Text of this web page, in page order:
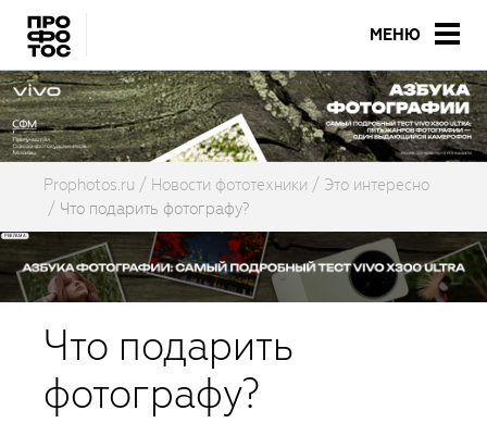
МЕНЮ
Prophotos.ru Новости фототехники
Это интересно
Что подарить фотографу?
Что подарить
фотографу?